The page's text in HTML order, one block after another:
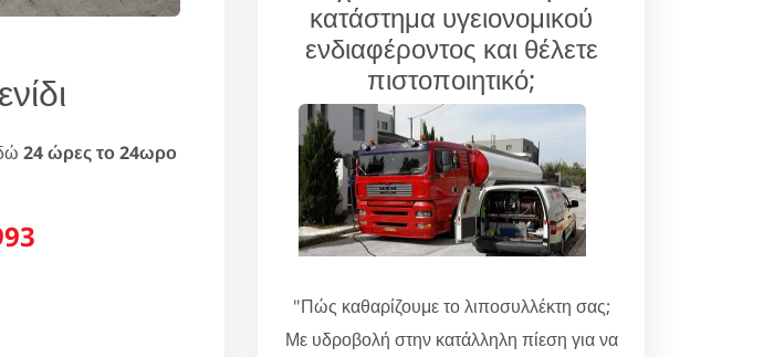
24 ώρες το 24ωρο
κατάστημα υγειονομικού
ενδιαφέροντος και θέλετε
πιστοποιητικό;
"Πώς καθαρίζουμε το λιποσυλλέκτη σας;
Με υδροβολή στην κατάλληλη πίεση για να